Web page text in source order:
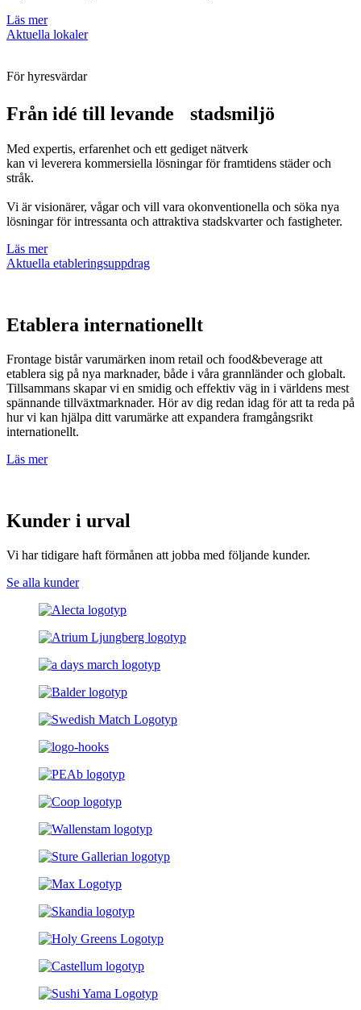
Läs mer
Aktuella lokaler
För hyresvärdar
Från idé till levande stadsmiljö
Med expertis, erfarenhet och ett gediget nätverk
kan vi leverera kommersiella lösningar för framtidens städer och
stråk.
Vi är visionärer, vågar och vill vara okonventionella och söka nya
lösningar för intressanta och attraktiva stadskvarter och fastigheter.
Läs mer
Aktuella etableringsuppdrag
Etablera internationellt
Frontage bistår varumärken inom retail och food&beverage att
etablera sig på nya marknader, både i våra grannländer och globalt.
Tillsammans skapar vi en smidig och effektiv väg in i världens mest
spännande tillväxtmarknader. Hör av dig redan idag för att ta reda på
hur vi kan hjälpa ditt varumärke att expandera framgångsrikt
internationellt.
Läs mer
Kunder i urval
Vi har tidigare haft förmånen att jobba med följande kunder.
Se alla kunder